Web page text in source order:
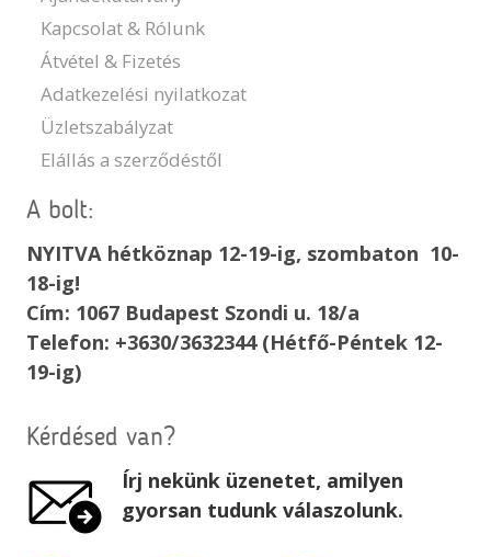
Kapcsolat & Rólunk
Átvétel & Fizetés
Adatkezelési nyilatkozat
Üzletszabályzat
Elállás a szerződéstől
A bolt:
NYITVA hétköznap 12-19-ig, szombaton 10-
18-ig!
Cím: 1067 Budapest Szondi u. 18/a
Telefon: +3630/3632344 (Hétfő-Péntek 12-
19-ig)
Kérdésed van?
Írj nekünk üzenetet, amilyen
gyorsan tudunk válaszolunk.